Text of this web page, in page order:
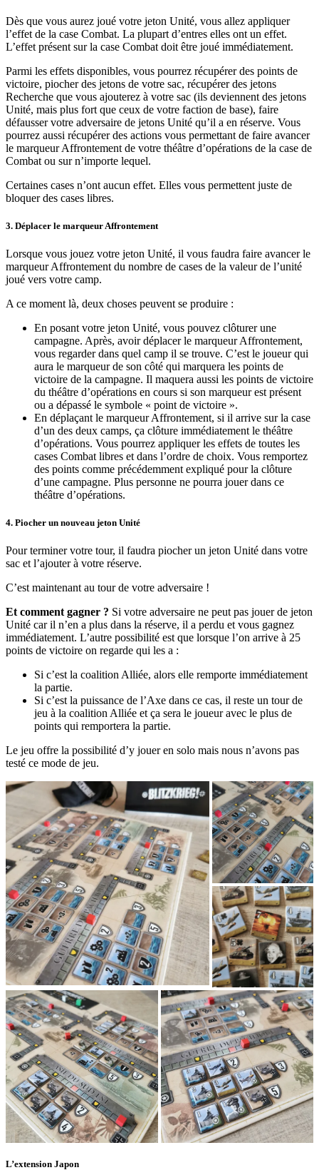
Dès que vous aurez joué votre jeton Unité, vous allez appliquer
l’effet de la case Combat. La plupart d’entres elles ont un effet.
L’effet présent sur la case Combat doit être joué immédiatement.
Parmi les effets disponibles, vous pourrez récupérer des points de
victoire, piocher des jetons de votre sac, récupérer des jetons
Recherche que vous ajouterez à votre sac (ils deviennent des jetons
Unité, mais plus fort que ceux de votre faction de base), faire
défausser votre adversaire de jetons Unité qu’il a en réserve. Vous
pourrez aussi récupérer des actions vous permettant de faire avancer
le marqueur Affrontement de votre théâtre d’opérations de la case de
Combat ou sur n’importe lequel.
Certaines cases n’ont aucun effet. Elles vous permettent juste de
bloquer des cases libres.
3. Déplacer le marqueur Affrontement
Lorsque vous jouez votre jeton Unité, il vous faudra faire avancer le
marqueur Affrontement du nombre de cases de la valeur de l’unité
joué vers votre camp.
A ce moment là, deux choses peuvent se produire :
En posant votre jeton Unité, vous pouvez clôturer une
campagne. Après, avoir déplacer le marqueur Affrontement,
vous regarder dans quel camp il se trouve. C’est le joueur qui
aura le marqueur de son côté qui marquera les points de
victoire de la campagne. Il maquera aussi les points de victoire
du théâtre d’opérations en cours si son marqueur est présent
ou a dépassé le symbole « point de victoire ».
En déplaçant le marqueur Affrontement, si il arrive sur la case
d’un des deux camps, ça clôture immédiatement le théâtre
d’opérations. Vous pourrez appliquer les effets de toutes les
cases Combat libres et dans l’ordre de choix. Vous remportez
des points comme précédemment expliqué pour la clôture
d’une campagne. Plus personne ne pourra jouer dans ce
théâtre d’opérations.
4. Piocher un nouveau jeton Unité
Pour terminer votre tour, il faudra piocher un jeton Unité dans votre
sac et l’ajouter à votre réserve.
C’est maintenant au tour de votre adversaire !
Et comment gagner ? Si votre adversaire ne peut pas jouer de jeton
Unité car il n’en a plus dans la réserve, il a perdu et vous gagnez
immédiatement. L’autre possibilité est que lorsque l’on arrive à 25
points de victoire on regarde qui les a :
Si c’est la coalition Alliée, alors elle remporte immédiatement
la partie.
Si c’est la puissance de l’Axe dans ce cas, il reste un tour de
jeu à la coalition Alliée et ça sera le joueur avec le plus de
points qui remportera la partie.
Le jeu offre la possibilité d’y jouer en solo mais nous n’avons pas
testé ce mode de jeu.
L’extension Japon